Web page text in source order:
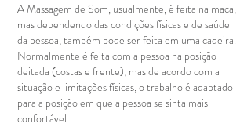
A Massagem de Som, usualmente, é feita na maca,
mas dependendo das condições físicas e de saúde
da pessoa, também pode ser feita em uma cadeira.
Normalmente é feita com a pessoa na posição
deitada (costas e frente), mas de acordo com a
situação e limitações físicas, o trabalho é adaptado
para a posição em que a pessoa se sinta mais
confortável.